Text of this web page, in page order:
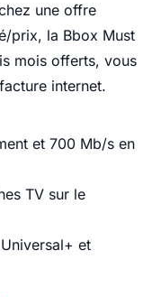
une offre
prix, la Bbox Must
mois offerts, vous
internet.
et 700 Mb/s en
TV sur le
et